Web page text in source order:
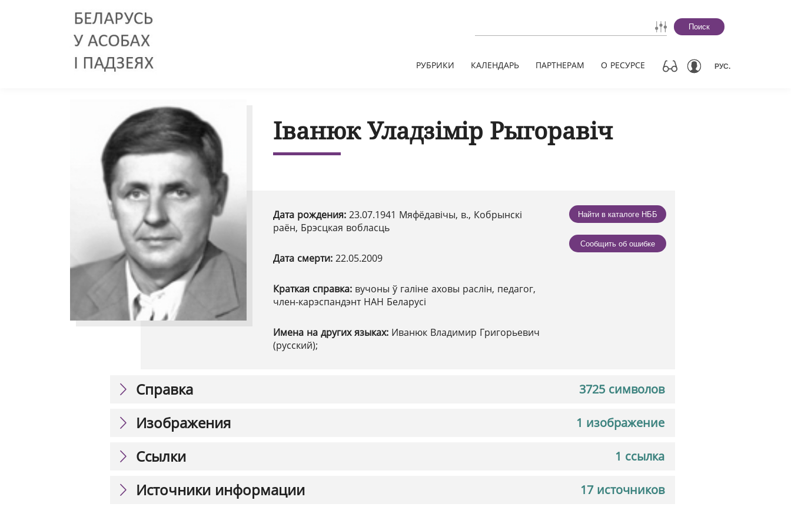
Поиск
РУБРИКИ КАЛЕНДАРЬ ПАРТНЕРАМ О РЕСУРСЕ РУС.
Іванюк Уладзімір Рыгоравіч
Дата рождения: 23.07.1941 Мяфёдавічы, в., Кобрынскі
раён, Брэсцкая вобласць
Дата смерти: 22.05.2009
Краткая справка: вучоны ў галіне аховы раслін, педагог,
член-карэспандэнт НАН Беларусі
Имена на других языках: Иванюк Владимир Григорьевич
(русский);
Найти в каталоге НББ
Сообщить об ошибке
3725 символов
Справка
1 изображение
Изображения
1 ссылка
Ссылки
17 источников
Источники информации